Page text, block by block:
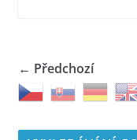
← Předchozí